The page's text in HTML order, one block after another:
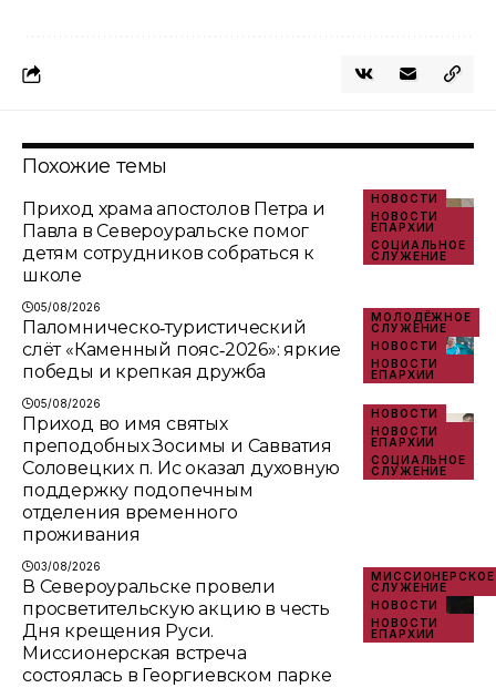
Похожие темы
НОВОСТИ
НОВОСТИ
ЕПАРХИИ
СОЦИАЛЬНОЕ
СЛУЖЕНИЕ
Приход храма апостолов Петра и
Павла в Североуральске помог
детям сотрудников собраться к
школе
05/08/2026
МОЛОДЁЖНОЕ
СЛУЖЕНИЕ
НОВОСТИ
НОВОСТИ
ЕПАРХИИ
Паломническо‑туристический
слёт «Каменный пояс‑2026»: яркие
победы и крепкая дружба
05/08/2026
НОВОСТИ
НОВОСТИ
ЕПАРХИИ
СОЦИАЛЬНОЕ
СЛУЖЕНИЕ
Приход во имя святых
преподобных Зосимы и Савватия
Соловецких п. Ис оказал духовную
поддержку подопечным
отделения временного
проживания
03/08/2026
МИССИОНЕРСКОЕ
СЛУЖЕНИЕ
НОВОСТИ
НОВОСТИ
ЕПАРХИИ
В Североуральске провели
просветительскую акцию в честь
Дня крещения Руси.
Миссионерская встреча
состоялась в Георгиевском парке